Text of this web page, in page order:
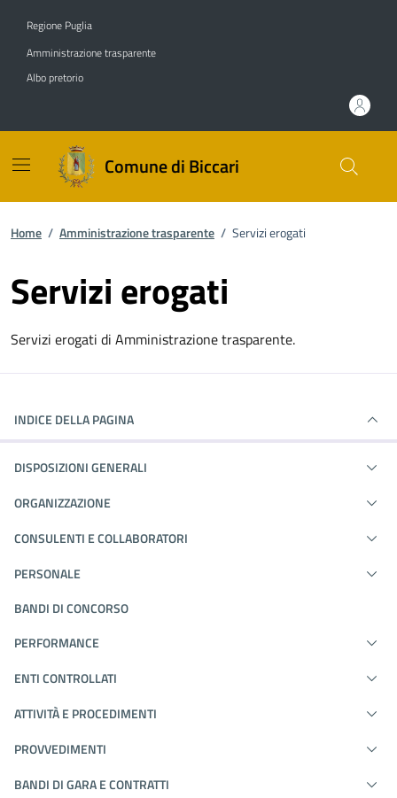
Regione Puglia
Amministrazione trasparente
Albo pretorio
Comune di Biccari
Home / Amministrazione trasparente / Servizi erogati
Servizi erogati
Servizi erogati di Amministrazione trasparente.
INDICE DELLA PAGINA
DISPOSIZIONI GENERALI
ORGANIZZAZIONE
CONSULENTI E COLLABORATORI
PERSONALE
BANDI DI CONCORSO
PERFORMANCE
ENTI CONTROLLATI
ATTIVITÀ E PROCEDIMENTI
PROVVEDIMENTI
BANDI DI GARA E CONTRATTI